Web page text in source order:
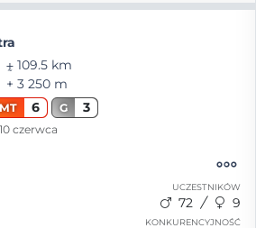
⨦ 109.5 km
+ 3 250 m
6 G 3
10 czerwca
UCZESTNIKÓW
72 9
KONKURENCYJNOŚĆ